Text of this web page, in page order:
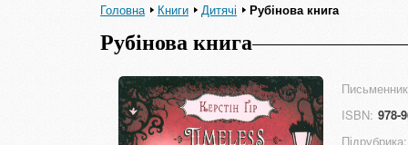
Головна Книги Дитячі Рубінова книга
Рубінова книга
ISBN: 978-
Підрубрика: